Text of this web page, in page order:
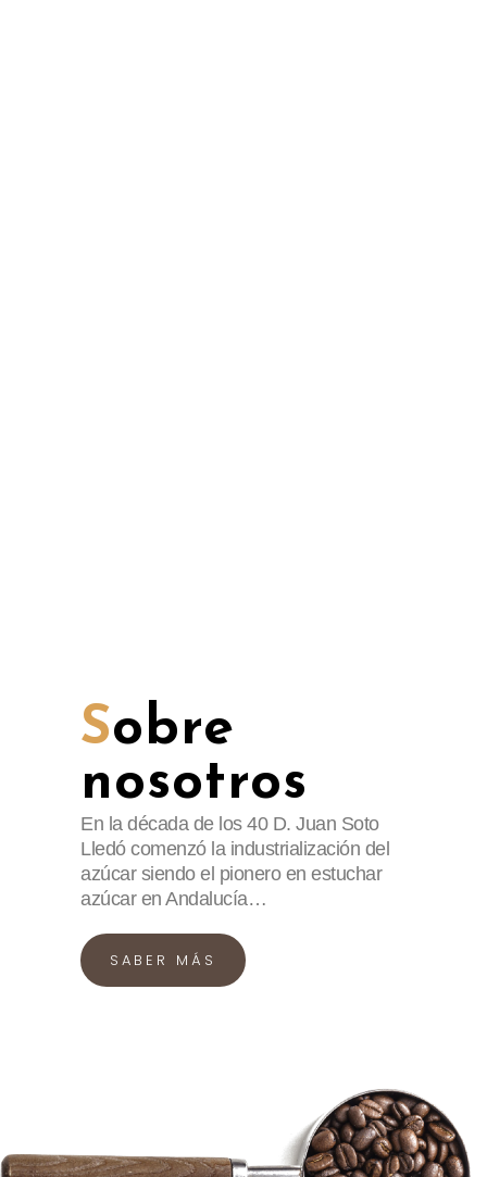
Sobre
nosotros
En la década de los 40 D. Juan Soto
Lledó comenzó la industrialización del
azúcar siendo el pionero en estuchar
azúcar en Andalucía…
SABER MÁS